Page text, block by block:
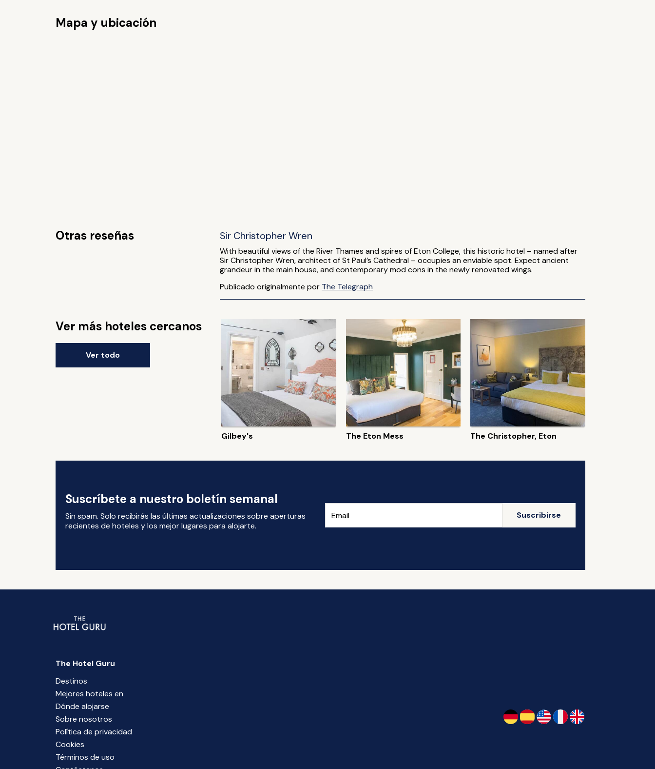
Mapa y ubicación
Otras reseñas Sir Christopher Wren
With beautiful views of the River Thames and spires of Eton College, this historic hotel – named after
Sir Christopher Wren, architect of St Paul’s Cathedral – occupies an enviable spot. Expect ancient
grandeur in the main house, and contemporary mod cons in the newly renovated wings.
Publicado originalmente por The Telegraph
Ver más hoteles cercanos
Ver todo
Gilbey's The Eton Mess The Christopher, Eton
Suscríbete a nuestro boletín semanal
Sin spam. Solo recibirás las últimas actualizaciones sobre aperturas
recientes de hoteles y los mejor lugares para alojarte.
Suscribirse
The Hotel Guru
Destinos
Mejores hoteles en
Dónde alojarse
Sobre nosotros
Política de privacidad
Cookies
Términos de uso